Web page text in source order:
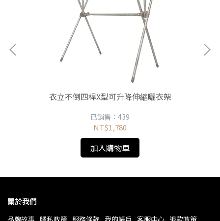
衣立不倒四桿X型可升降伸縮曬衣架
已銷售：439
NT$1,780
加入購物車
關於我們
品牌故事 隱私政策 服務條款 我的帳戶 客服中心 退款政策